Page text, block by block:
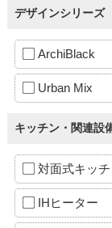
デザインシリーズ
ArchiBlack
Urban Mix
キッチン・関連設
対面式キッチ
IHヒーター